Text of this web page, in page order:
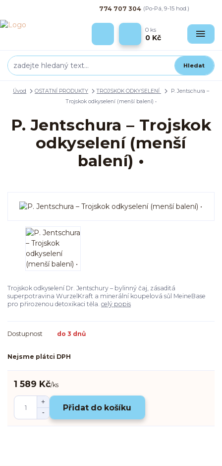
Hledat
774 707 304 (Po-Pá, 9-15 hod.)
0 ks
0 Kč
Úvod OSTATNÍ PRODUKTY TROJSKOK ODKYSELENÍ
P. Jentschura –
Trojskok odkyselení (menší balení) •
P. Jentschura – Trojskok
odkyselení (menší
balení) •
Trojskok odkyselení Dr. Jentschury – bylinný čaj, zásaditá
superpotravina WurzelKraft a minerální koupelová sůl MeineBase
pro přirozenou detoxikaci těla. celý popis
Dostupnost do 3 dnů
Nejsme plátci DPH
1 589 Kč/ks
Přidat do košíku